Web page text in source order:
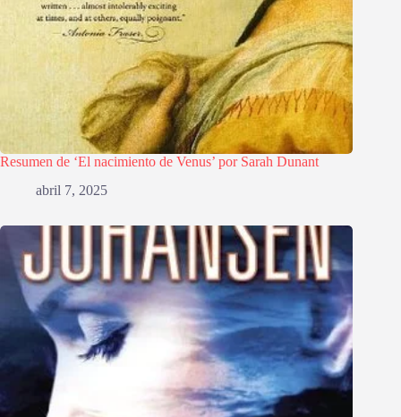
Resumen de ‘El nacimiento de Venus’ por Sarah Dunant
abril 7, 2025